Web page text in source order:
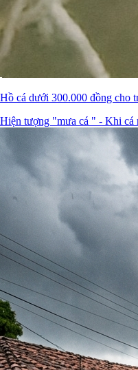
Hồ cá dưới 300.000 đồng cho
Hiện tượng "mưa cá " - Khi cá